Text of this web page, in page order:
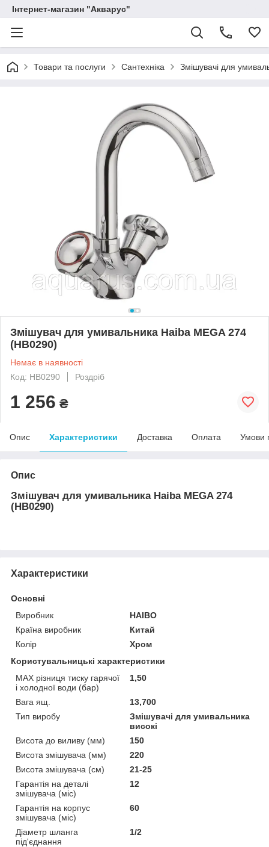
Інтернет-магазин "Акварус"
Товари та послуги Сантехніка Змішувачі для
Змішувач для умивальника Haiba MEGA 274
(HB0290)
Немає в наявності
Код: HB0290
Роздріб
1 256 ₴
Опис Характеристики Доставка Оплата Умови
Опис
Змішувач для умивальника Haiba MEGA 274
(HB0290)
Характеристики
Основні
Виробник
HAIBO
Країна виробник
Китай
Колір
Хром
Користувальницькі характеристики
MAX різниця тиску гарячої
і холодної води (бар)
1,50
Вага ящ.
13,700
Тип виробу
Змішувачі для умивальника
високі
Висота до виливу (мм)
150
Висота змішувача (мм)
220
Висота змішувача (см)
21-25
Гарантія на деталі
змішувача (міс)
12
Гарантія на корпус
змішувача (міс)
60
Діаметр шланга
під'єднання
1/2